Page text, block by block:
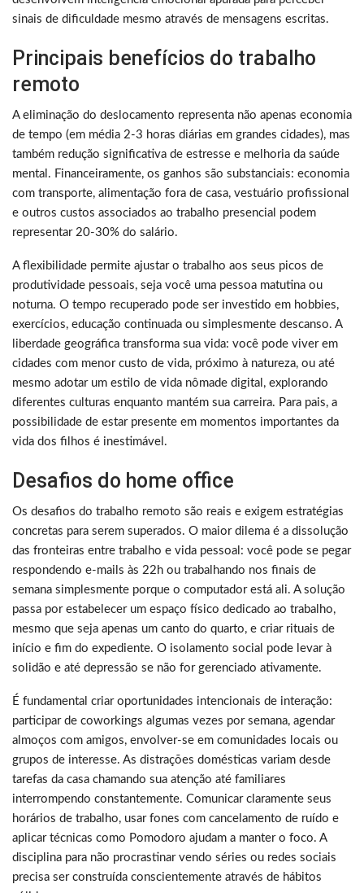
sinais de dificuldade mesmo através de mensagens escritas.
Principais benefícios do trabalho
remoto
A eliminação do deslocamento representa não apenas economia
de tempo (em média 2-3 horas diárias em grandes cidades), mas
também redução significativa de estresse e melhoria da saúde
mental. Financeiramente, os ganhos são substanciais: economia
com transporte, alimentação fora de casa, vestuário profissional
e outros custos associados ao trabalho presencial podem
representar 20-30% do salário.
A flexibilidade permite ajustar o trabalho aos seus picos de
produtividade pessoais, seja você uma pessoa matutina ou
noturna. O tempo recuperado pode ser investido em hobbies,
exercícios, educação continuada ou simplesmente descanso. A
liberdade geográfica transforma sua vida: você pode viver em
cidades com menor custo de vida, próximo à natureza, ou até
mesmo adotar um estilo de vida nômade digital, explorando
diferentes culturas enquanto mantém sua carreira. Para pais, a
possibilidade de estar presente em momentos importantes da
vida dos filhos é inestimável.
Desafios do home office
Os desafios do trabalho remoto são reais e exigem estratégias
concretas para serem superados. O maior dilema é a dissolução
das fronteiras entre trabalho e vida pessoal: você pode se pegar
respondendo e-mails às 22h ou trabalhando nos finais de
semana simplesmente porque o computador está ali. A solução
passa por estabelecer um espaço físico dedicado ao trabalho,
mesmo que seja apenas um canto do quarto, e criar rituais de
início e fim do expediente. O isolamento social pode levar à
solidão e até depressão se não for gerenciado ativamente.
É fundamental criar oportunidades intencionais de interação:
participar de coworkings algumas vezes por semana, agendar
almoços com amigos, envolver-se em comunidades locais ou
grupos de interesse. As distrações domésticas variam desde
tarefas da casa chamando sua atenção até familiares
interrompendo constantemente. Comunicar claramente seus
horários de trabalho, usar fones com cancelamento de ruído e
aplicar técnicas como Pomodoro ajudam a manter o foco. A
disciplina para não procrastinar vendo séries ou redes sociais
precisa ser construída conscientemente através de hábitos